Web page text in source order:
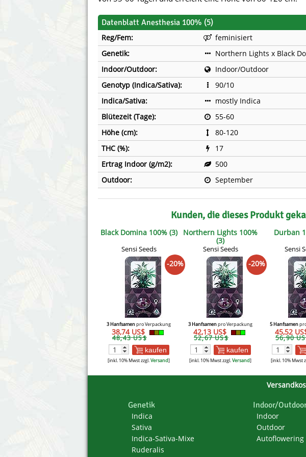
Barney´s Farm
Blimburn Seeds
Bulk Seed Bank
Bulldog Seeds
Cannabella Genetics
Female Seeds
G13 Labs
Genehtik Seeds
Green Bodhi
House of the Great Gardener
Datenblatt Anesthesia 100% (5)
Reg/Fem:
feminisiert
Genetik:
Northern Lights x Black
Indoor/Outdoor:
Indoor/Outdoor
Genotyp (Indica/Sativa):
90/10
Indica/Sativa:
mostly Indica
Blütezeit (Tage):
55-60
Höhe (cm):
80-120
THC (%):
17
Ertrag Indoor (g/m2):
500
Outdoor:
September
Kunden, die dieses Produkt
Black Domina 100% (3)
Sensi Seeds
-20%
3 Hanfsamenpro Verpackung
38,74 US$
48,43 US$
kaufen
[inkl. 10% Mwst zzgl.Versand]
Northern Lights 100%
(3)
Sensi Seeds
-20%
3 Hanfsamenpro Verpackung
42,13 US$
52,67 US$
kaufen
[inkl. 10% Mwst zzgl.Versand]
Durban
Sensi
5 Hanfsamen
45,52
56,90
[inkl. 10% Mwst
Genetik
Indica
Sativa
Indica-Sativa-Mixe
Ruderalis
Indoor/
Indoor
Outdoor
Autoflowering